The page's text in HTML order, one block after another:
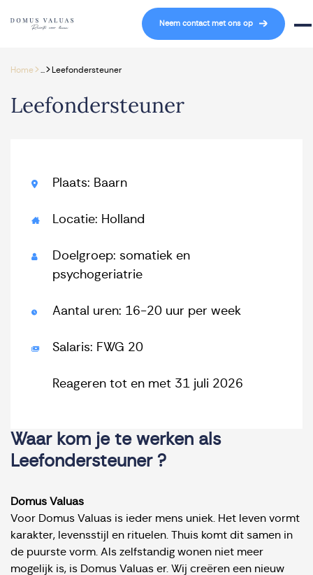
Navigatie overslaan
Neem contact met ons op
Home> > Leefondersteuner
Leefondersteuner
Plaats: Baarn
Locatie: Holland
Doelgroep: somatiek en
psychogeriatrie
Aantal uren: 16-20 uur per week
Salaris: FWG 20
Reageren tot en met 31 juli 2026
Waar kom je te werken als
Leefondersteuner ?
Domus Valuas
Voor Domus Valuas is ieder mens uniek. Het leven vormt
karakter, levensstijl en rituelen. Thuis komt dit samen in
de puurste vorm. Als zelfstandig wonen niet meer
mogelijk is, is Domus Valuas er. Wij creëren een nieuw